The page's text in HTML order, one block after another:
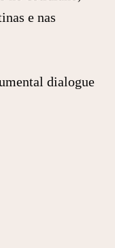
e nas
dialogue